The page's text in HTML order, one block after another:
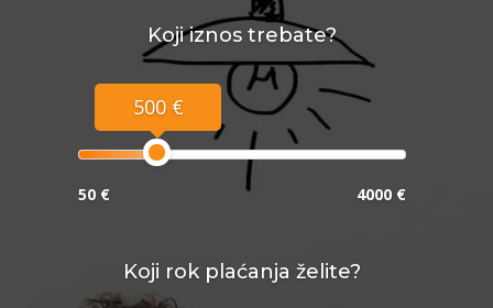
Koji iznos trebate?
500 €
50 € 4000 €
Koji rok plaćanja želite?